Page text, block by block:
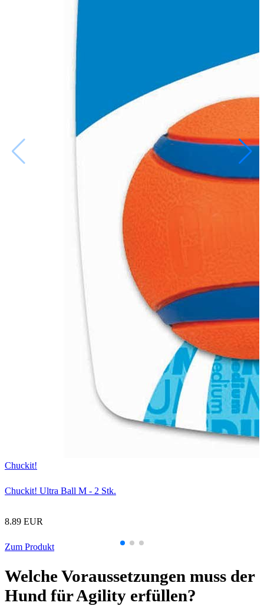
Chuckit!
Chuckit! Ultra Ball M - 2 Stk.
8.89 EUR
Zum Produkt
Welche Voraussetzungen muss der
Hund für Agility erfüllen?